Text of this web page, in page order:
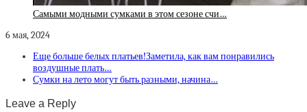
Самыми модными сумками в этом сезоне счи…
6 мая, 2024
Еще больше белых платьев!Заметила, как вам понравились
воздушные плать…
Сумки на лето могут быть разными, начина…
Leave a Reply